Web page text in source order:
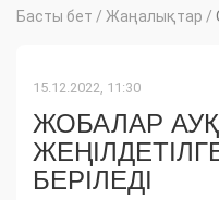
Басты бет / Жаңалықтар /
15.12.2022, 11:30
ЖОБАЛАР
БЕРІЛЕДІ